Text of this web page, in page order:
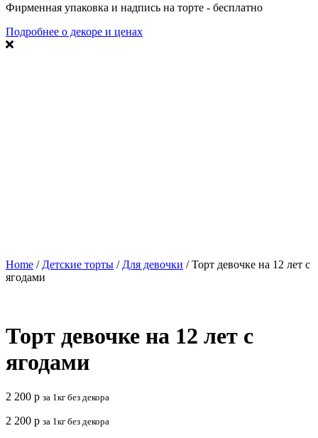
Фирменная упаковка и надпись на торте - бесплатно
Подробнее о декоре и ценах
Home / Детские торты / Для девочки / Торт девочке на 12 лет с
ягодами
Торт девочке на 12 лет с
ягодами
2 200 р за 1кг без декора
2 200 р за 1кг без декора